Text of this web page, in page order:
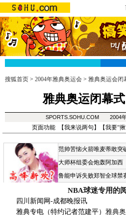
搜狐首页> 2004年雅典奥运会> 雅典奥运会闭
雅典奥运闭幕
SPORTS.SOHU.COM 2004
页面功能 【我来说两句 】【我要“
范帅苦恼火箭唯麦蒂敢突
大师杯组委会炮轰阿加西
鲁能申诉失败郑智全球禁
NBA球迷专用的
四川新闻网-成都晚报讯
雅典专电（特约记者范建平） 雅典